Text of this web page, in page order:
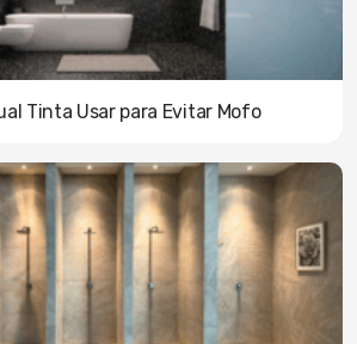
Tinta Usar para Evitar Mofo